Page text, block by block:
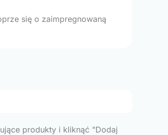
się o zaimpregnowaną
produkty i kliknąć "Dodaj